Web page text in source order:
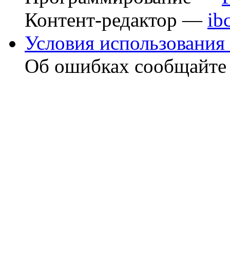
Контент-редактор —
Условия использования
Об ошибках